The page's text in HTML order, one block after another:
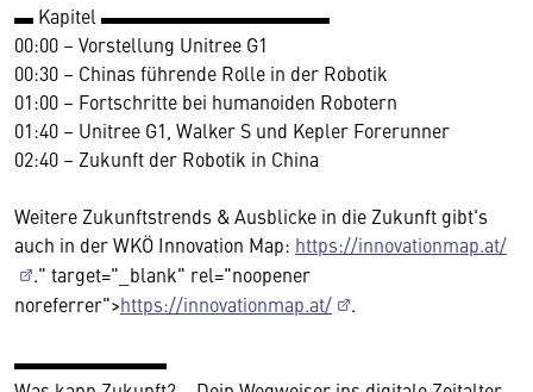
▬ Kapitel ▬▬▬▬▬▬▬▬▬▬▬▬
00:00 – Vorstellung Unitree G1
00:30 – Chinas führende Rolle in der Robotik
01:00 – Fortschritte bei humanoiden Robotern
01:40 – Unitree G1, Walker S und Kepler Forerunner
02:40 – Zukunft der Robotik in China
Weitere Zukunftstrends & Ausblicke in die Zukunft gibt's
auch in der WKÖ Innovation Map: https://innovationmap.at/
." target="_blank" rel="noopener
noreferrer">https://innovationmap.at/ .
▬▬▬▬▬▬▬▬